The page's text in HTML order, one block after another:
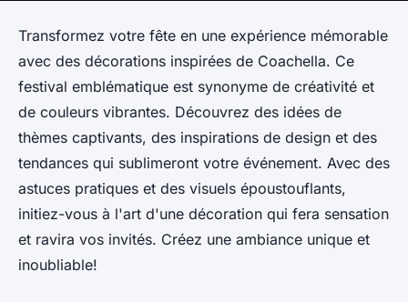
Transformez votre fête en une expérience mémorable
avec des décorations inspirées de Coachella. Ce
festival emblématique est synonyme de créativité et
de couleurs vibrantes. Découvrez des idées de
thèmes captivants, des inspirations de design et des
tendances qui sublimeront votre événement. Avec des
astuces pratiques et des visuels époustouflants,
initiez-vous à l'art d'une décoration qui fera sensation
et ravira vos invités. Créez une ambiance unique et
inoubliable!